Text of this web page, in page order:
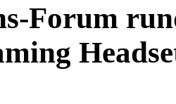
Forum